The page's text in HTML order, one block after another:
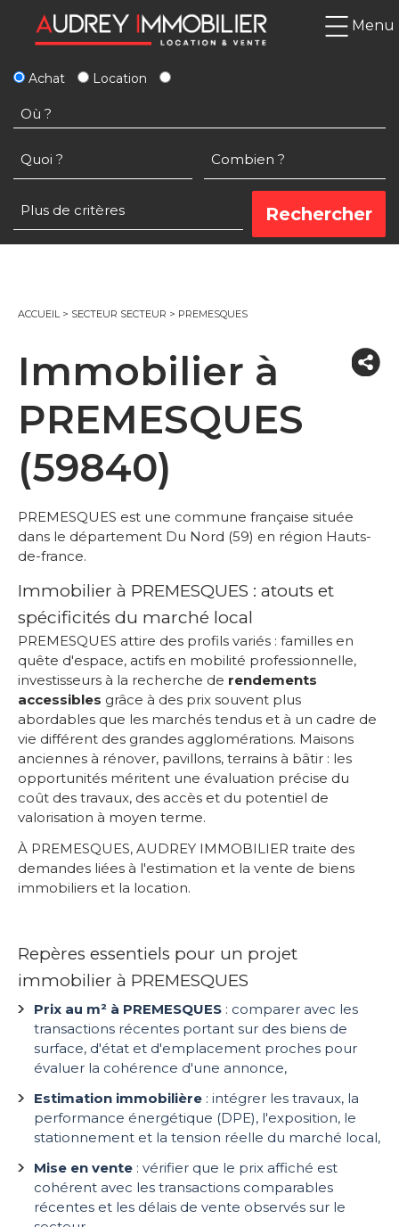
Menu
Achat Location
ACCUEIL> SECTEUR SECTEUR > PREMESQUES
Immobilier à
PREMESQUES
(59840)
PREMESQUES est une commune française située
dans le département Du Nord (59) en région Hauts-
de-france.
Immobilier à PREMESQUES : atouts et
spécificités du marché local
PREMESQUES attire des profils variés : familles en
quête d'espace, actifs en mobilité professionnelle,
investisseurs à la recherche de rendements
accessibles grâce à des prix souvent plus
abordables que les marchés tendus et à un cadre de
vie différent des grandes agglomérations. Maisons
anciennes à rénover, pavillons, terrains à bâtir : les
opportunités méritent une évaluation précise du
coût des travaux, des accès et du potentiel de
valorisation à moyen terme.
À PREMESQUES, AUDREY IMMOBILIER traite des
demandes liées à l'estimation et la vente de biens
immobiliers et la location.
Repères essentiels pour un projet
immobilier à PREMESQUES
Prix au m² à PREMESQUES : comparer avec les
transactions récentes portant sur des biens de
surface, d'état et d'emplacement proches pour
évaluer la cohérence d'une annonce,
Estimation immobilière : intégrer les travaux, la
performance énergétique (DPE), l'exposition, le
stationnement et la tension réelle du marché local,
Mise en vente : vérifier que le prix affiché est
cohérent avec les transactions comparables
récentes et les délais de vente observés sur le